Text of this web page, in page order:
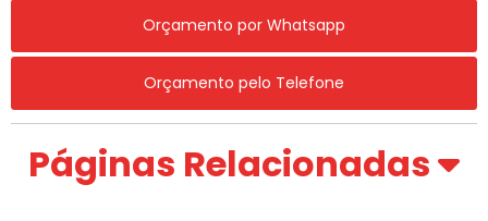
Orçamento por Whatsapp
Orçamento pelo Telefone
Páginas Relacionadas